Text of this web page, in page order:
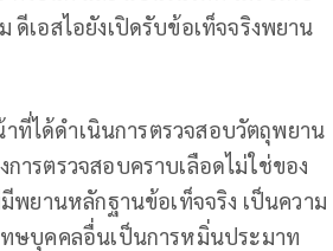
ดีเอสไอยังเปิดรับข้อเท็จจริงพยาน
าที่ได้ดำเนินการตรวจสอบวัตถุพยาน
ารตรวจสอบคราบเลือดไม่ใช่ของ
พยานหลักฐานข้อเท็จจริง ​เป็นความ
ทษบุคคลอื่นเป็นการหมิ่นประมาท​